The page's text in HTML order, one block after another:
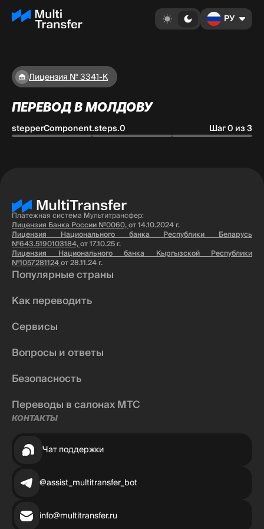
РУ
Лицензия № 3341-К
ПЕРЕВОД В МОЛДОВУ
stepperComponent.steps.0 Шаг 0 из 3
Платежная система Мультитрансфер:
Лицензия Банка России №0060,от 14.10.2024 г.
Лицензия Национального банка Республики Беларусь
№643.5190103184,от 17.10.25 г.
Лицензия Национального банка Кыргызской Республики
№1057281124от 28.11.24 г.
Популярные страны
Как переводить
Сервисы
Вопросы и ответы
Безопасность
Переводы в салонах МТС
КОНТАКТЫ
Чат поддержки
@assist_multitransfer_bot
info@multitransfer.ru